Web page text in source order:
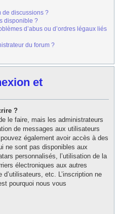
de discussions ?
disponible ?
d’abus ou d’ordres légaux liés
du forum ?
et
?
le faire, mais les administrateurs
de messages aux utilisateurs
également avoir accès à des
ne sont pas disponibles aux
personnalisés, l’utilisation de la
électroniques aux autres
etc. L’inscription ne
pourquoi nous vous